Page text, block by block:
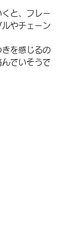
と、フレー
やチェーン
きを感じるの
でいそうで